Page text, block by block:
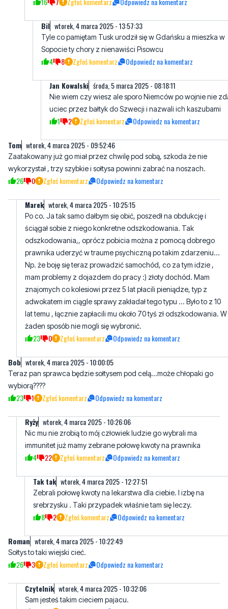
Bil wtorek, 4 marca 2025 - 13:57:33
Tyle co pamiętam Tusk urodził się w Gdańsku a mieszka w
Sopocie ty chory z nienawiści Pisowcu
4 8 Zgłoś komentarz Odpowiedz na komentarz
Jan Kowalski środa, 5 marca 2025 - 08:18:11
Nie wiem czy wiesz ale sporo Niemców po wojnie nie
uciec przez bałtyk do Szwecji i nazwali ich kaszubami
1 2 Zgłoś komentarz Odpowiedz na komentarz
Tom wtorek, 4 marca 2025 - 09:52:46
Zaatakowany już go miał przez chwilę pod sobą, szkoda że nie
wykorzystał , trzy szybkie i sołtysa powinni zabrać na noszach.
26 0 Zgłoś komentarz Odpowiedz na komentarz
Marek wtorek, 4 marca 2025 - 10:25:15
Po co. Ja tak samo dałbym się obić, poszedł na obdukcję i
ściągał sobie z niego konkretne odszkodowania. Tak
odszkodowania,, oprócz pobicia można z pomocą dobrego
prawnika uderzyć w traume psychiczną po takim zdarzeniu...
Np. że boję się teraz prowadzić samochód, co za tym idzie ,
mam problemy z dojazdem do pracy :) złoty dochód. Mam
znajomych co kolesiowi przez 5 lat płacili pieniądze, typ z
adwokatem im ciągle sprawy zakładał tego typu ... Było to z 10
lat temu , łącznie zapłacili mu około 70 tyś zł odszkodowania. W
żaden sposób nie mogli się wybronić.
23 0 Zgłoś komentarz Odpowiedz na komentarz
Bob wtorek, 4 marca 2025 - 10:00:05
Teraz pan sprawca będzie sołtysem pod celą...może chłopaki go
wybiorą????
23 1 Zgłoś komentarz Odpowiedz na komentarz
Ryży wtorek, 4 marca 2025 - 10:26:06
Nic mu nie zrobią to mój człowiek ludzie go wybrali ma
immunitet już mamy zebrane połowę kwoty na prawnika
4 22 Zgłoś komentarz Odpowiedz na komentarz
Tak tak wtorek, 4 marca 2025 - 12:27:51
Zebrali połowę kwoty na lekarstwa dla ciebie. I izbę na
srebrzysku . Taki przypadek właśnie tam się leczy.
8 2 Zgłoś komentarz Odpowiedz na komentarz
Roman wtorek, 4 marca 2025 - 10:22:49
Sołtys to taki wiejski cieć.
26 3 Zgłoś komentarz Odpowiedz na komentarz
Czytelnik wtorek, 4 marca 2025 - 10:32:06
Sam jesteś takim cieciem pajacu.